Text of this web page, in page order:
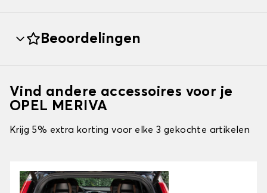
Beoordelingen
Vind andere accessoires voor je
OPEL MERIVA
Krijg 5% extra korting voor elke 3 gekochte artikelen